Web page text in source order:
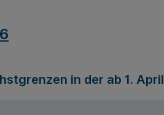
in der ab 1. April